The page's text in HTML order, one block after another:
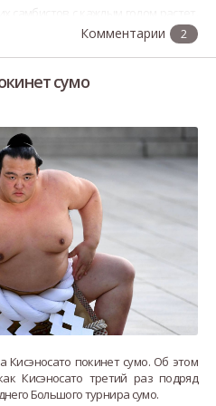
самбистов с каждым годом растет.
в его спортивной
2
сумо
Кисэносато покинет сумо. Об этом
Кисэносато третий раз подряд
Большого турнира сумо.